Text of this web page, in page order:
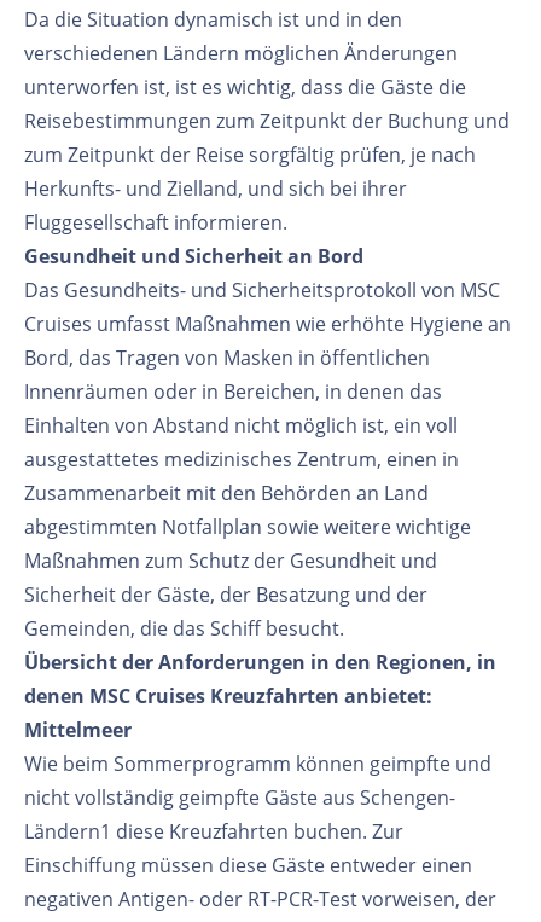
Da die Situation dynamisch ist und in den
verschiedenen Ländern möglichen Änderungen
unterworfen ist, ist es wichtig, dass die Gäste die
Reisebestimmungen zum Zeitpunkt der Buchung und
zum Zeitpunkt der Reise sorgfältig prüfen, je nach
Herkunfts- und Zielland, und sich bei ihrer
Fluggesellschaft informieren.
Gesundheit und Sicherheit an Bord
Das Gesundheits- und Sicherheitsprotokoll von MSC
Cruises umfasst Maßnahmen wie erhöhte Hygiene an
Bord, das Tragen von Masken in öffentlichen
Innenräumen oder in Bereichen, in denen das
Einhalten von Abstand nicht möglich ist, ein voll
ausgestattetes medizinisches Zentrum, einen in
Zusammenarbeit mit den Behörden an Land
abgestimmten Notfallplan sowie weitere wichtige
Maßnahmen zum Schutz der Gesundheit und
Sicherheit der Gäste, der Besatzung und der
Gemeinden, die das Schiff besucht.
Übersicht der Anforderungen in den Regionen, in
denen MSC Cruises Kreuzfahrten anbietet:
Mittelmeer
Wie beim Sommerprogramm können geimpfte und
nicht vollständig geimpfte Gäste aus Schengen-
Ländern1 diese Kreuzfahrten buchen. Zur
Einschiffung müssen diese Gäste entweder einen
negativen Antigen- oder RT-PCR-Test vorweisen, der